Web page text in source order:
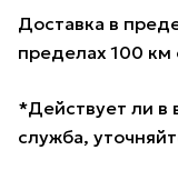
Доставка в
пределах 100
*Действует ли в
служба,